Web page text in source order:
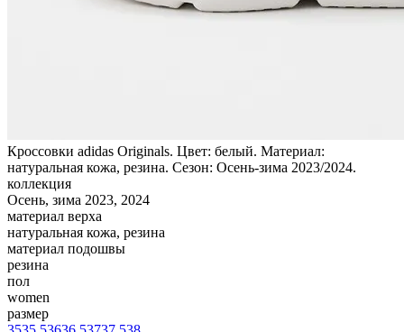
Кроссовки adidas Originals. Цвет: белый. Материал:
натуральная кожа, резина. Сезон: Осень-зима 2023/2024.
коллекция
Осень, зима 2023, 2024
материал верха
натуральная кожа, резина
материал подошвы
резина
пол
women
размер